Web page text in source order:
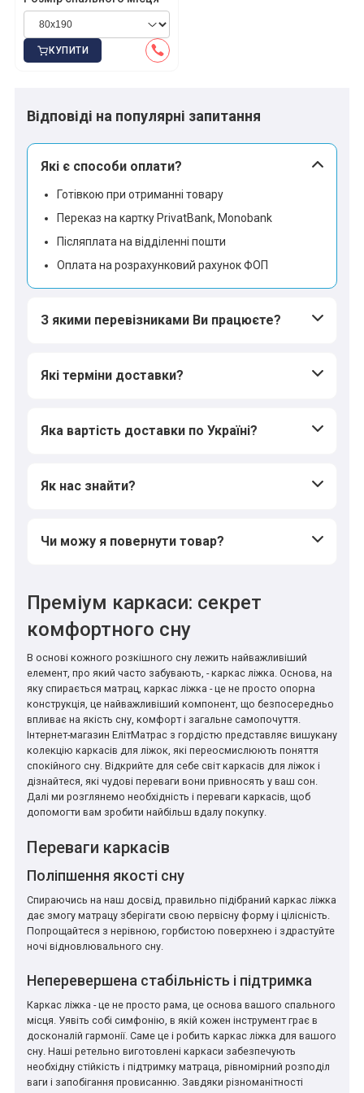
КУПИТИ
Відповіді на популярні запитання
Які є способи оплати?
Готівкою при отриманні товару
Переказ на картку PrivatBank, Monobank
Післяплата на відділенні пошти
Оплата на розрахунковий рахунок ФОП
З якими перевізниками Ви працюєте?
Які терміни доставки?
Яка вартість доставки по Україні?
Як нас знайти?
Чи можу я повернути товар?
Преміум каркаси: секрет
комфортного сну
В основі кожного розкішного сну лежить найважливіший
елемент, про який часто забувають, - каркас ліжка. Основа, на
яку спирається матрац, каркас ліжка - це не просто опорна
конструкція, це найважливіший компонент, що безпосередньо
впливає на якість сну, комфорт і загальне самопочуття.
Інтернет-магазин ЕлітМатрас з гордістю представляє вишукану
колекцію каркасів для ліжок, які переосмислюють поняття
спокійного сну. Відкрийте для себе світ каркасів для ліжок і
дізнайтеся, які чудові переваги вони привносять у ваш сон.
Далі ми розглянемо необхідність і переваги каркасів, щоб
допомогти вам зробити найбільш вдалу покупку.
Переваги каркасів
Поліпшення якості сну
Спираючись на наш досвід, правильно підібраний каркас ліжка
дає змогу матрацу зберігати свою первісну форму і цілісність.
Попрощайтеся з нерівною, горбистою поверхнею і здрастуйте
ночі відновлювального сну.
Неперевершена стабільність і підтримка
Каркас ліжка - це не просто рама, це основа вашого спального
місця. Уявіть собі симфонію, в якій кожен інструмент грає в
досконалій гармонії. Саме це і робить каркас ліжка для вашого
сну. Наші ретельно виготовлені каркаси забезпечують
необхідну стійкість і підтримку матраца, рівномірний розподіл
ваги і запобігання провисанню. Завдяки різноманітності